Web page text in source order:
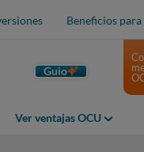
Beneficios
Guio
Ver ventajas OCU